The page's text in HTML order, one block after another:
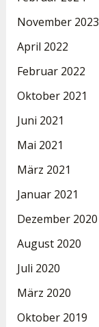
November 2023
April 2022
Februar 2022
Oktober 2021
Juni 2021
Mai 2021
März 2021
Januar 2021
Dezember 2020
August 2020
Juli 2020
März 2020
Oktober 2019